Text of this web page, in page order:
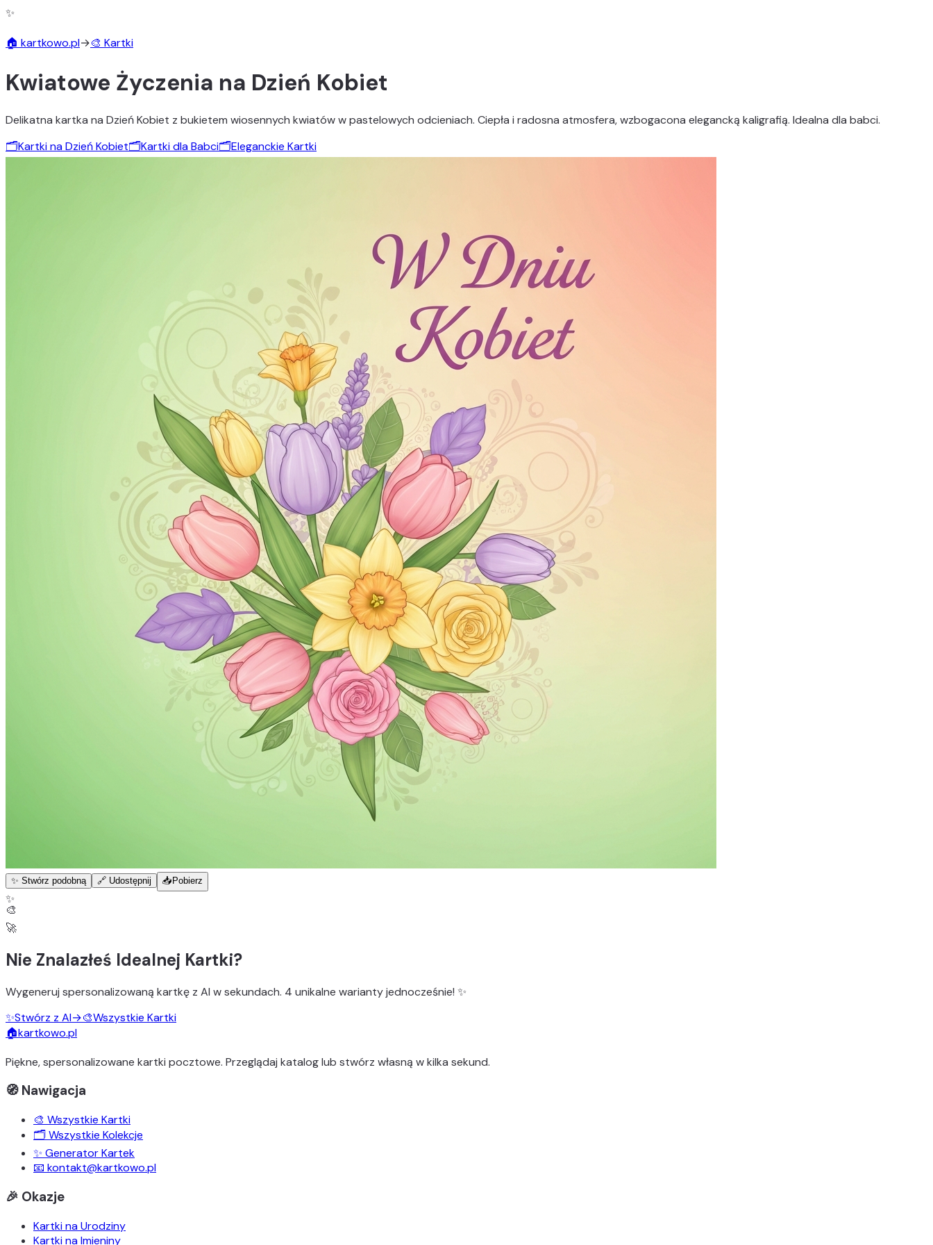
✨
🏠 kartkowo.pl→🎨 Kartki
Kwiatowe Życzenia na Dzień Kobiet
Delikatna kartka na Dzień Kobiet z bukietem wiosennych kwiatów w pastelowych odcieniach. Ciepła i radosna atmosfera, wzbogacona elegancką kaligrafią. Idealna dla babci.
🗂️Kartki na Dzień Kobiet🗂️Kartki dla Babci🗂️Eleganckie Kartki
✨ Stwórz podobną 🔗 Udostępnij 📥 Pobierz
✨
🎨
🚀
Nie Znalazłeś Idealnej Kartki?
Wygeneruj spersonalizowaną kartkę z AI w sekundach. 4 unikalne wariantyjednocześnie! ✨
✨Stwórz z AI→🎨Wszystkie Kartki
🏠kartkowo.pl
Piękne, spersonalizowane kartki pocztowe. Przeglądaj katalog lub stwórz własną w kilka sekund.
🧭 Nawigacja
🎨 Wszystkie Kartki
🗂️ Wszystkie Kolekcje
✨ Generator Kartek
📧 kontakt@kartkowo.pl
🎉 Okazje
Kartki na Urodziny
Kartki na Imieniny